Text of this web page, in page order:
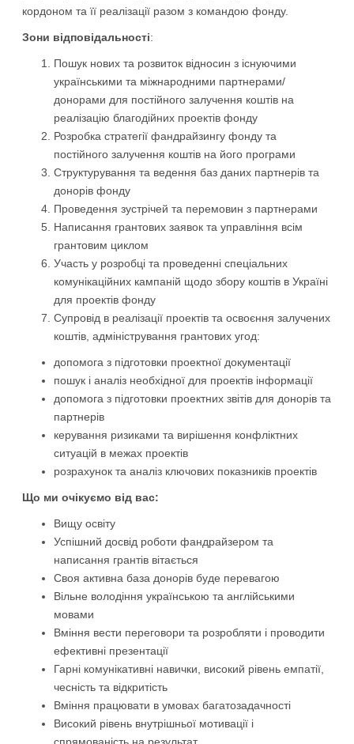
кордоном та її реалізації разом з командою фонду.
Зони відповідальності:
Пошук нових та розвиток відносин з існуючими
українськими та міжнародними партнерами/
донорами для постійного залучення коштів на
реалізацію благодійних проектів фонду
Розробка стратегії фандрайзингу фонду та
постійного залучення коштів на його програми
Структурування та ведення баз даних партнерів та
донорів фонду
Проведення зустрічей та перемовин з партнерами
Написання грантових заявок та управління всім
грантовим циклом
Участь у розробці та проведенні спеціальних
комунікаційних кампаній щодо збору коштів в Україні
для проектів фонду
Супровід в реалізації проектів та освоєння залучених
коштів, адміністрування грантових угод:
допомога з підготовки проектної документації
пошук і аналіз необхідної для проектів інформації
допомога з підготовки проектних звітів для донорів та
партнерів
керування ризиками та вирішення конфліктних
ситуацій в межах проектів
розрахунок та аналіз ключових показників проектів
Що ми очікуємо від вас:
Вищу освіту
Успішний досвід роботи фандрайзером та
написання грантів вітається
Своя активна база донорів буде перевагою
Вільне володіння українською та англійськими
мовами
Вміння вести переговори та розробляти і проводити
ефективні презентації
Гарні комунікативні навички, високий рівень емпатії,
чесність та відкритість
Вміння працювати в умовах багатозадачності
Високий рівень внутрішньої мотивації і
спрямованість на результат